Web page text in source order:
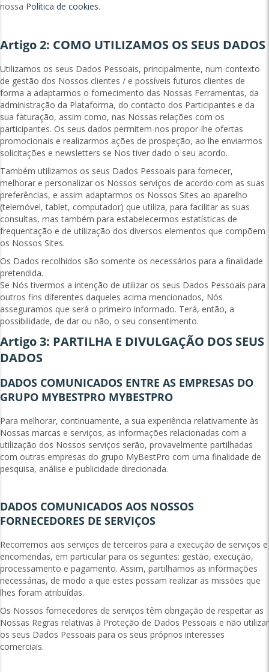
nossa Política de cookies.
Artigo 2: COMO UTILIZAMOS OS SEUS DADOS
Utilizamos os seus Dados Pessoais, principalmente, num contexto
de gestão dos Nossos clientes / e possíveis futuros clientes de
forma a adaptarmos o fornecimento das Nossas Ferramentas, da
administração da Plataforma, do contacto dos Participantes e da
sua faturação, assim como, nas Nossas relações com os
participantes. Os seus dados permitem-nos propor-lhe ofertas
promocionais e realizarmos ações de prospeção, ao lhe enviarmos
solicitações e newsletters se Nos tiver dado o seu acordo.
Também utilizamos os seus Dados Pessoais para fornecer,
melhorar e personalizar os Nossos serviços de acordo com as suas
preferências, e assim adaptarmos os Nossos Sites ao aparelho
(telemóvel, tablet, computador) que utiliza, para facilitar as suas
consultas, mas também para estabelecermos estatísticas de
frequentação e de utilização dos diversos elementos que compõem
os Nossos Sites.
Os Dados recolhidos são somente os necessários para a finalidade
pretendida.
Se Nós tivermos a intenção de utilizar os seus Dados Pessoais para
outros fins diferentes daqueles acima mencionados, Nós
asseguramos que será o primeiro informado. Terá, então, a
possibilidade, de dar ou não, o seu consentimento.
Artigo 3: PARTILHA E DIVULGAÇÃO DOS SEUS
DADOS
DADOS COMUNICADOS ENTRE AS EMPRESAS DO
GRUPO MYBESTPRO MYBESTPRO
Para melhorar, continuamente, a sua experiência relativamente às
Nossas marcas e serviços, as informações relacionadas com a
utilização dos Nossos serviços serão, provavelmente partilhadas
com outras empresas do grupo MyBestPro com uma finalidade de
pesquisa, análise e publicidade direcionada.
DADOS COMUNICADOS AOS NOSSOS
FORNECEDORES DE SERVIÇOS
Recorremos aos serviços de terceiros para a execução de serviços e
encomendas, em particular para os seguintes: gestão, execução,
processamento e pagamento. Assim, partilhamos as informações
necessárias, de modo a que estes possam realizar as missões que
lhes foram atribuídas.
Os Nossos fornecedores de serviços têm obrigação de respeitar as
Nossas Regras relativas à Proteção de Dados Pessoais e não utilizar
os seus Dados Pessoais para os seus próprios interesses
comerciais.